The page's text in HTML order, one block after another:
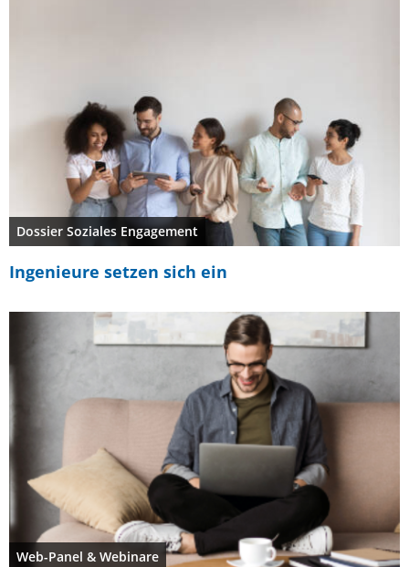
Dossier Soziales Engagement
Ingenieure setzen sich ein
Web-Panel & Webinare